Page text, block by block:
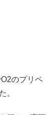
のプリペ
。